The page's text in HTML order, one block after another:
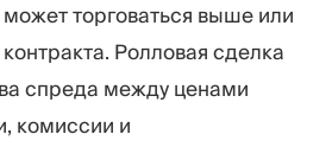
торговаться выше или
Ролловая сделка
спреда между ценами
комиссии и